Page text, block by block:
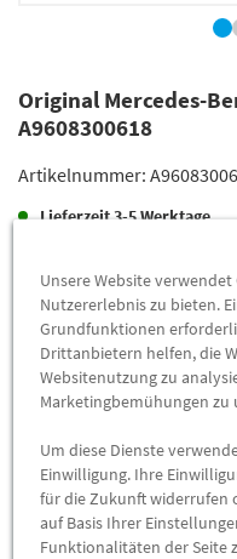
Original Mercedes-
A9608300618
Artikelnummer:
Lieferzeit3-5 Werktage
Lieferung
Preis inkl.19%MwSt.
Versandkostenfrei
Abholung
Preis inkl.
MwSt.
Abholbar andiesen
-
Unsere Website
Nutzererlebnis zu bieten.
Grundfunktionen
Drittanbietern helfen, die
Websitenutzung zu
Marketingbemühungen
Um diese Dienste
Einwilligung. Ihre
für die Zukunft widerrufen
auf Basis Ihrer
Funktionalitäten der Seite